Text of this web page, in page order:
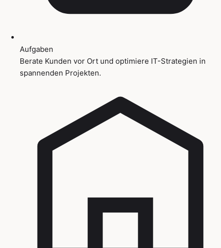
Aufgaben
Berate Kunden vor Ort und optimiere IT-Strategien in
spannenden Projekten.